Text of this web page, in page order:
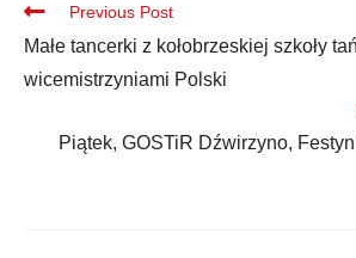
Previous Post
Małe tancerki z kołobrzeskiej szkoły
wicemistrzyniami Polski
Piątek, GOSTiR Dźwirzyno,